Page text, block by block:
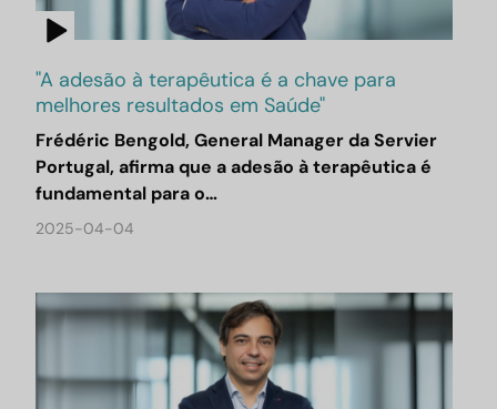
"A adesão à terapêutica é a chave para
melhores resultados em Saúde"
Frédéric Bengold, General Manager da Servier
Portugal, afirma que a adesão à terapêutica é
fundamental para o…
2025-04-04